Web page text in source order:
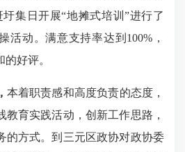
集日开展“地摊式培训”进行了
活动。满意支持率达到100%，
好评。
本着职责感和高度负责的态度，
教育实践活动，创新工作思路，
的方式。到三元区政协对政协委